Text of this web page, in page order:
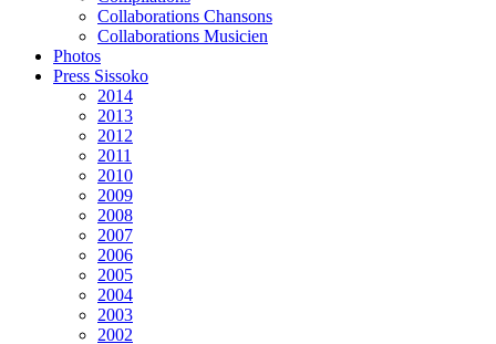
Collaborations Chansons
Collaborations Musicien
Photos
Press Sissoko
2014
2013
2012
2011
2010
2009
2008
2007
2006
2005
2004
2003
2002